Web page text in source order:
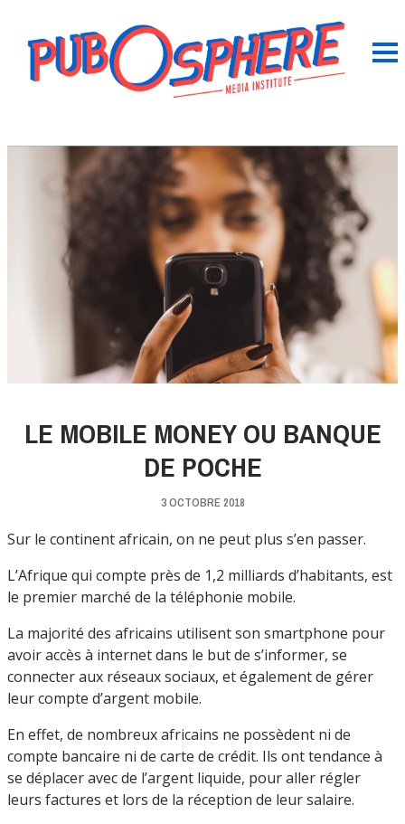
LE MOBILE MONEY OU BANQUE
DE POCHE
3 OCTOBRE 2018
Sur le continent africain, on ne peut plus s’en passer.
L’Afrique qui compte près de 1,2 milliards d’habitants, est
le premier marché de la téléphonie mobile.
La majorité des africains utilisent son smartphone pour
avoir accès à internet dans le but de s’informer, se
connecter aux réseaux sociaux, et également de gérer
leur compte d’argent mobile.
En effet, de nombreux africains ne possèdent ni de
compte bancaire ni de carte de crédit. Ils ont tendance à
se déplacer avec de l’argent liquide, pour aller régler
leurs factures et lors de la réception de leur salaire.